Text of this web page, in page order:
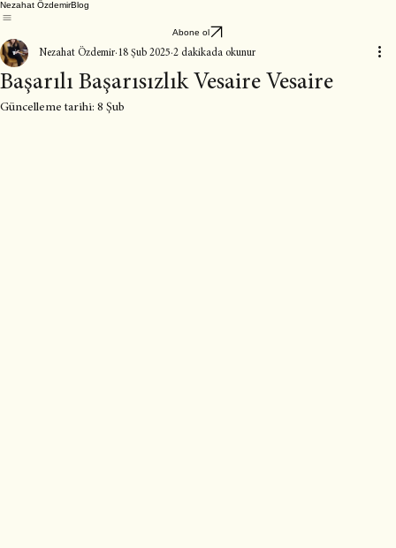
Nezahat ÖzdemirBlog
Abone ol
Başarılı Başarısızlık Vesaire Vesaire
Nezahat Özdemir 18 Şub 2025 2 dakikada okunur
Güncelleme tarihi: 8 Şub